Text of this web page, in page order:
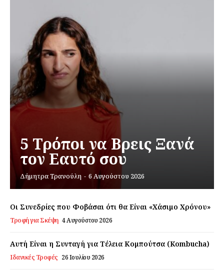
Εγγραφείτε τώρα!
Daily Food
Σχετικά με εμάς
5 Τρόποι να Βρεις Ξανά
τον Εαυτό σου
Δήμητρα Τρανούλη - 6 Αυγούστου 2026
Οι Συνεδρίες που Φοβάσαι ότι θα Είναι «Χάσιμο Χρόνου»
Τροφή για Σκέψη 4 Αυγούστου 2026
Αυτή Είναι η Συνταγή για Τέλεια Κομπούτσα (Kombucha)
Ιδανικές Τροφές 26 Ιουλίου 2026